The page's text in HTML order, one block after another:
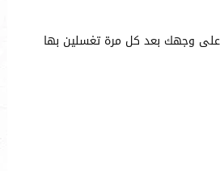
على وجهك بعد كل مرة تغسلين بها